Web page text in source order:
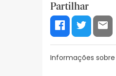
Partilhar
Informações